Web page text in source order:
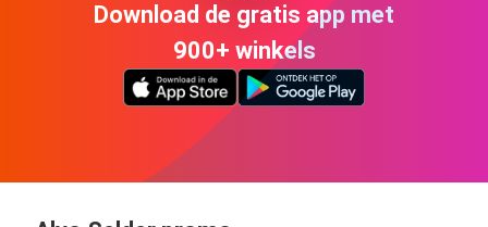
Download de gratis app met
900+ winkels